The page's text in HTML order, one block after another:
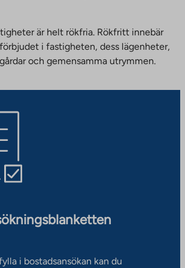
är helt rökfria. Rökfritt innebär
i fastigheten, dess lägenheter,
och gemensamma utrymmen.
i bostadsansökan kan du